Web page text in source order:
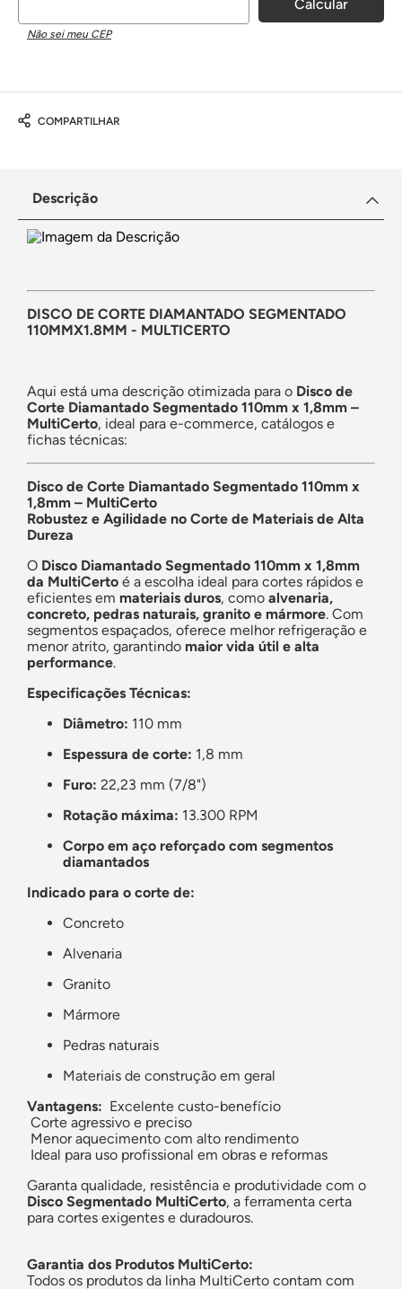
Não sei meu CEP
COMPARTILHAR
Descrição
DISCO DE CORTE DIAMANTADO SEGMENTADO
110MMX1.8MM - MULTICERTO
Aqui está uma descrição otimizada para o Disco de
Corte Diamantado Segmentado 110mm x 1,8mm –
MultiCerto, ideal para e-commerce, catálogos e
fichas técnicas:
Disco de Corte Diamantado Segmentado 110mm x
1,8mm – MultiCerto
Robustez e Agilidade no Corte de Materiais de Alta
Dureza
O Disco Diamantado Segmentado 110mm x 1,8mm
da MultiCerto é a escolha ideal para cortes rápidos e
eficientes em materiais duros, como alvenaria,
concreto, pedras naturais, granito e mármore. Com
segmentos espaçados, oferece melhor refrigeração e
menor atrito, garantindo maior vida útil e alta
performance.
Especificações Técnicas:
Diâmetro: 110 mm
Espessura de corte: 1,8 mm
Furo: 22,23 mm (7/8")
Rotação máxima: 13.300 RPM
Corpo em aço reforçado com segmentos
diamantados
Indicado para o corte de:
Concreto
Alvenaria
Granito
Mármore
Pedras naturais
Materiais de construção em geral
Vantagens: Excelente custo-benefício
Corte agressivo e preciso
Menor aquecimento com alto rendimento
Ideal para uso profissional em obras e reformas
Garanta qualidade, resistência e produtividade com o
Disco Segmentado MultiCerto, a ferramenta certa
para cortes exigentes e duradouros.
Garantia dos Produtos MultiCerto:
Todos os produtos da linha MultiCerto contam com